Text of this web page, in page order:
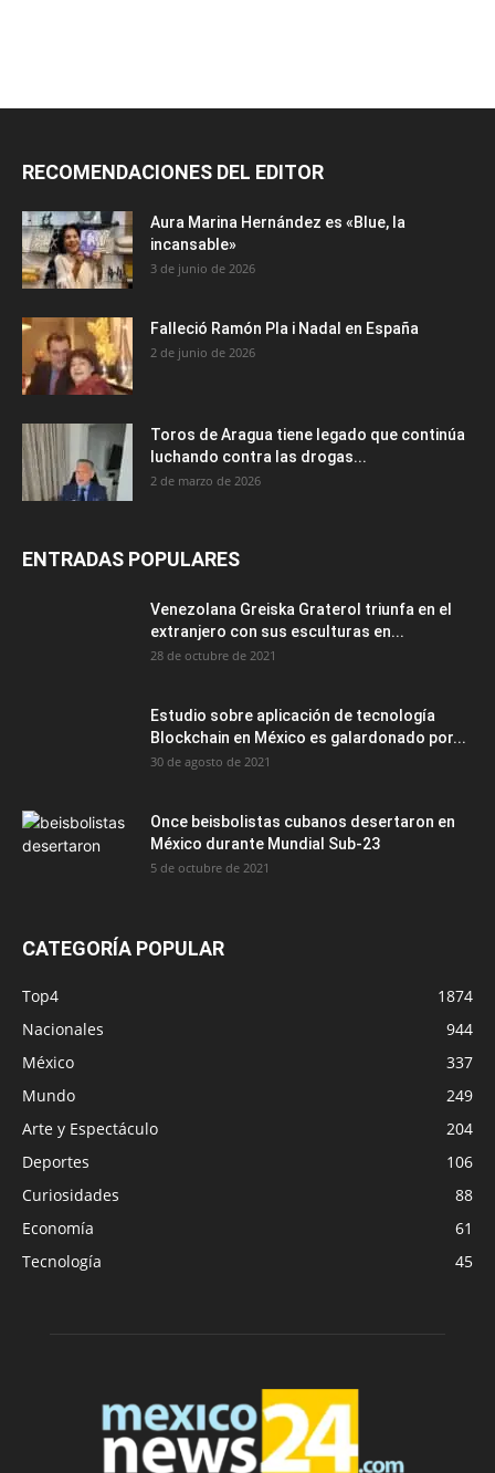
RECOMENDACIONES DEL EDITOR
Aura Marina Hernández es «Blue, la
incansable»
3 de junio de 2026
Falleció Ramón Pla i Nadal en España
2 de junio de 2026
Toros de Aragua tiene legado que continúa
luchando contra las drogas...
2 de marzo de 2026
ENTRADAS POPULARES
Venezolana Greiska Graterol triunfa en el
extranjero con sus esculturas en...
28 de octubre de 2021
Estudio sobre aplicación de tecnología
Blockchain en México es galardonado por...
30 de agosto de 2021
Once beisbolistas cubanos desertaron en
México durante Mundial Sub-23
5 de octubre de 2021
CATEGORÍA POPULAR
Top4
1874
Nacionales
944
México
337
Mundo
249
Arte y Espectáculo
204
Deportes
106
Curiosidades
88
Economía
61
Tecnología
45